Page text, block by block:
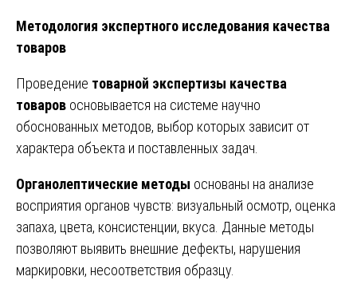
Методология экспертного исследования качества
товаров
Проведение товарной экспертизы качества
товаров основывается на системе научно
обоснованных методов, выбор которых зависит от
характера объекта и поставленных задач.
Органолептические методы основаны на анализе
восприятия органов чувств: визуальный осмотр, оценка
запаха, цвета, консистенции, вкуса. Данные методы
позволяют выявить внешние дефекты, нарушения
маркировки, несоответствия образцу.